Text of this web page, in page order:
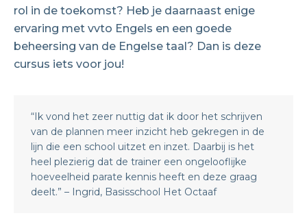
rol in de toekomst? Heb je daarnaast enige
ervaring met vvto Engels en een goede
beheersing van de Engelse taal? Dan is deze
cursus iets voor jou!
“Ik vond het zeer nuttig dat ik door het schrijven
van de plannen meer inzicht heb gekregen in de
lijn die een school uitzet en inzet. Daarbij is het
heel plezierig dat de trainer een ongelooflijke
hoeveelheid parate kennis heeft en deze graag
deelt.” – Ingrid, Basisschool Het Octaaf